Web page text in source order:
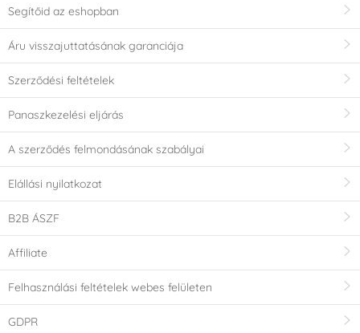
Segítőid az eshopban
Áru visszajuttatásának garanciája
Szerződési feltételek
Panaszkezelési eljárás
A szerződés felmondásának szabályai
Elállási nyilatkozat
B2B ÁSZF
Affiliate
Felhasználási feltételek webes felületen
GDPR